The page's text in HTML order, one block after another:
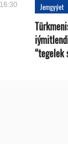
Jemgyýet